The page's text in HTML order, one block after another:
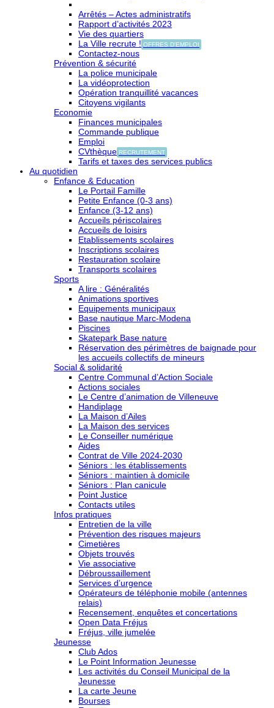
Arrêtés – Actes administratifs
Rapport d’activités 2023
Vie des quartiers
La Ville recrute ! OFFRES D'EMPLOI
Contactez-nous
Prévention & sécurité
La police municipale
La vidéoprotection
Opération tranquillité vacances
Citoyens vigilants
Economie
Finances municipales
Commande publique
Emploi
CVthèque RECRUTEMENT
Tarifs et taxes des services publics
Au quotidien
Enfance & Education
Le Portail Famille
Petite Enfance (0-3 ans)
Enfance (3-12 ans)
Accueils périscolaires
Accueils de loisirs
Etablissements scolaires
Inscriptions scolaires
Restauration scolaire
Transports scolaires
Sports
A lire : Généralités
Animations sportives
Equipements municipaux
Base nautique Marc-Modena
Piscines
Skatepark Base nature
Réservation des périmètres de baignade pour
les accueils collectifs de mineurs
Social & solidarité
Centre Communal d’Action Sociale
Actions sociales
Le Centre d’animation de Villeneuve
Handiplage
La Maison d’Ailes
La Maison des services
Le Conseiller numérique
Aides
Contrat de Ville 2024-2030
Séniors : les établissements
Séniors : maintien à domicile
Séniors : Plan canicule
Point Justice
Contacts utiles
Infos pratiques
Entretien de la ville
Prévention des risques majeurs
Cimetières
Objets trouvés
Vie associative
Débroussaillement
Services d’urgence
Opérateurs de téléphonie mobile (antennes
relais)
Recensement, enquêtes et concertations
Open Data Fréjus
Fréjus, ville jumelée
Jeunesse
Club Ados
Le Point Information Jeunesse
Les activités du Conseil Municipal de la
Jeunesse
La carte Jeune
Bourses